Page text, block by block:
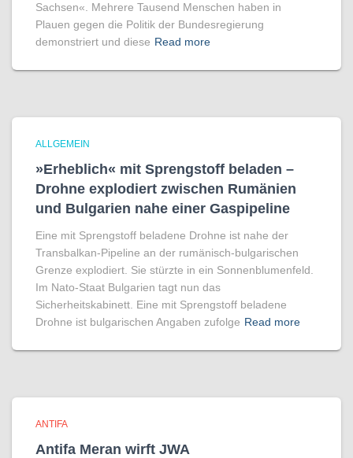
Sachsen«. Mehrere Tausend Menschen haben in
Plauen gegen die Politik der Bundesregierung
demonstriert und diese Read more
ALLGEMEIN
»Erheblich« mit Sprengstoff beladen –
Drohne explodiert zwischen Rumänien
und Bulgarien nahe einer Gaspipeline
Eine mit Sprengstoff beladene Drohne ist nahe der
Transbalkan-Pipeline an der rumänisch-bulgarischen
Grenze explodiert. Sie stürzte in ein Sonnenblumenfeld.
Im Nato-Staat Bulgarien tagt nun das
Sicherheitskabinett. Eine mit Sprengstoff beladene
Drohne ist bulgarischen Angaben zufolge Read more
ANTIFA
Antifa Meran wirft JWA